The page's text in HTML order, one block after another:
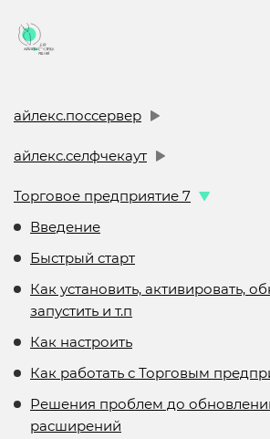
айлекс.поссервер
айлекс.селфчекаут
Торговое предприятие 7
Введение
Быстрый старт
Как установить, активировать,
запустить и т.п
Как настроить
Как работать с Торговым
Решения проблем до
расширений